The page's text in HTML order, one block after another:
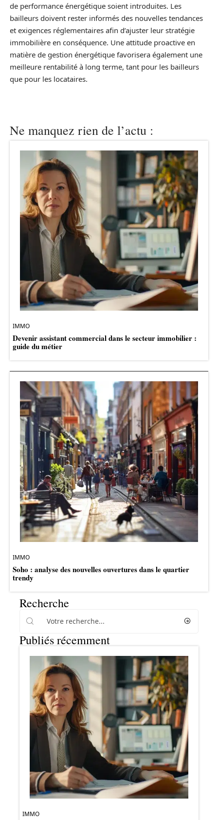
de performance énergétique soient introduites. Les
bailleurs doivent rester informés des nouvelles tendances
et exigences réglementaires afin d’ajuster leur stratégie
immobilière en conséquence. Une attitude proactive en
matière de gestion énergétique favorisera également une
meilleure rentabilité à long terme, tant pour les bailleurs
que pour les locataires.
Ne manquez rien de l’actu :
IMMO
Devenir assistant commercial dans le secteur immobilier :
guide du métier
IMMO
Soho : analyse des nouvelles ouvertures dans le quartier
trendy
Recherche
Publiés récemment
IMMO